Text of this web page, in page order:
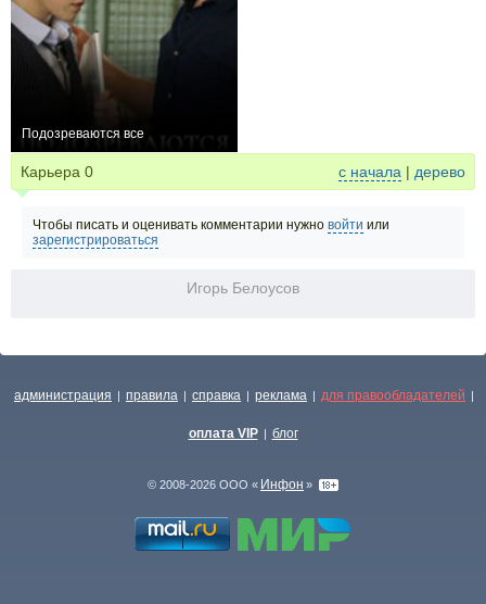
Подозреваются все
Карьера 0 с начала | дерево
Чтобы писать и оценивать комментарии нужно войти или
зарегистрироваться
Игорь Белоусов
администрация | правила | справка | реклама | для правообладателей |
оплата VIP | блог
© 2008-2026 ООО « Инфон »